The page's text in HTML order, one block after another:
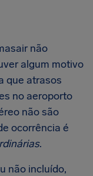
não
algum motivo
que atrasos
no aeroporto
não são
ocorrência é
.
não incluído,